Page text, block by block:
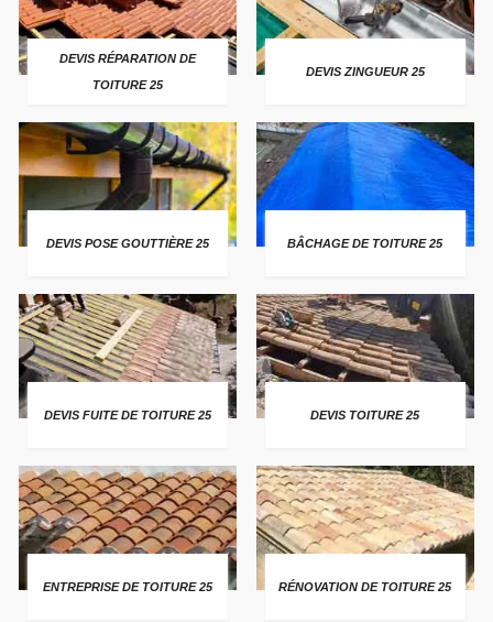
DEVIS RÉPARATION DE
TOITURE 25
DEVIS ZINGUEUR 25
DEVIS POSE GOUTTIÈRE 25 BÂCHAGE DE TOITURE 25
DEVIS FUITE DE TOITURE 25 DEVIS TOITURE 25
ENTREPRISE DE TOITURE 25 RÉNOVATION DE TOITURE 25